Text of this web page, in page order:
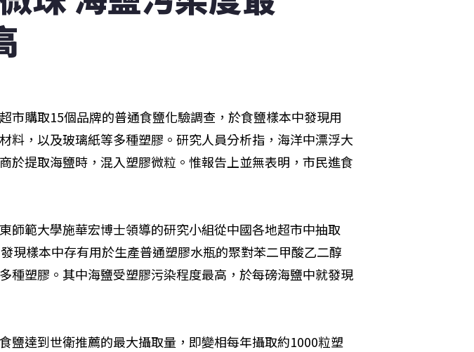
市購取15個品牌的普通食鹽化驗調查，於食鹽樣本中發現用
料，以及玻璃紙等多種塑膠。研究人員分析指，海洋中漂浮大
於提取海鹽時，混入塑膠微粒。惟報告上並無表明，市民進食
師範大學施華宏博士領導的研究小組從中國各地超市中抽取
現樣本中存有用於生產普通塑膠水瓶的聚對苯二甲酸乙二醇
種塑膠。其中海鹽受塑膠污染程度最高，於每磅海鹽中就發現
鹽達到世衛推薦的最大攝取量，即變相每年攝取約1000粒塑